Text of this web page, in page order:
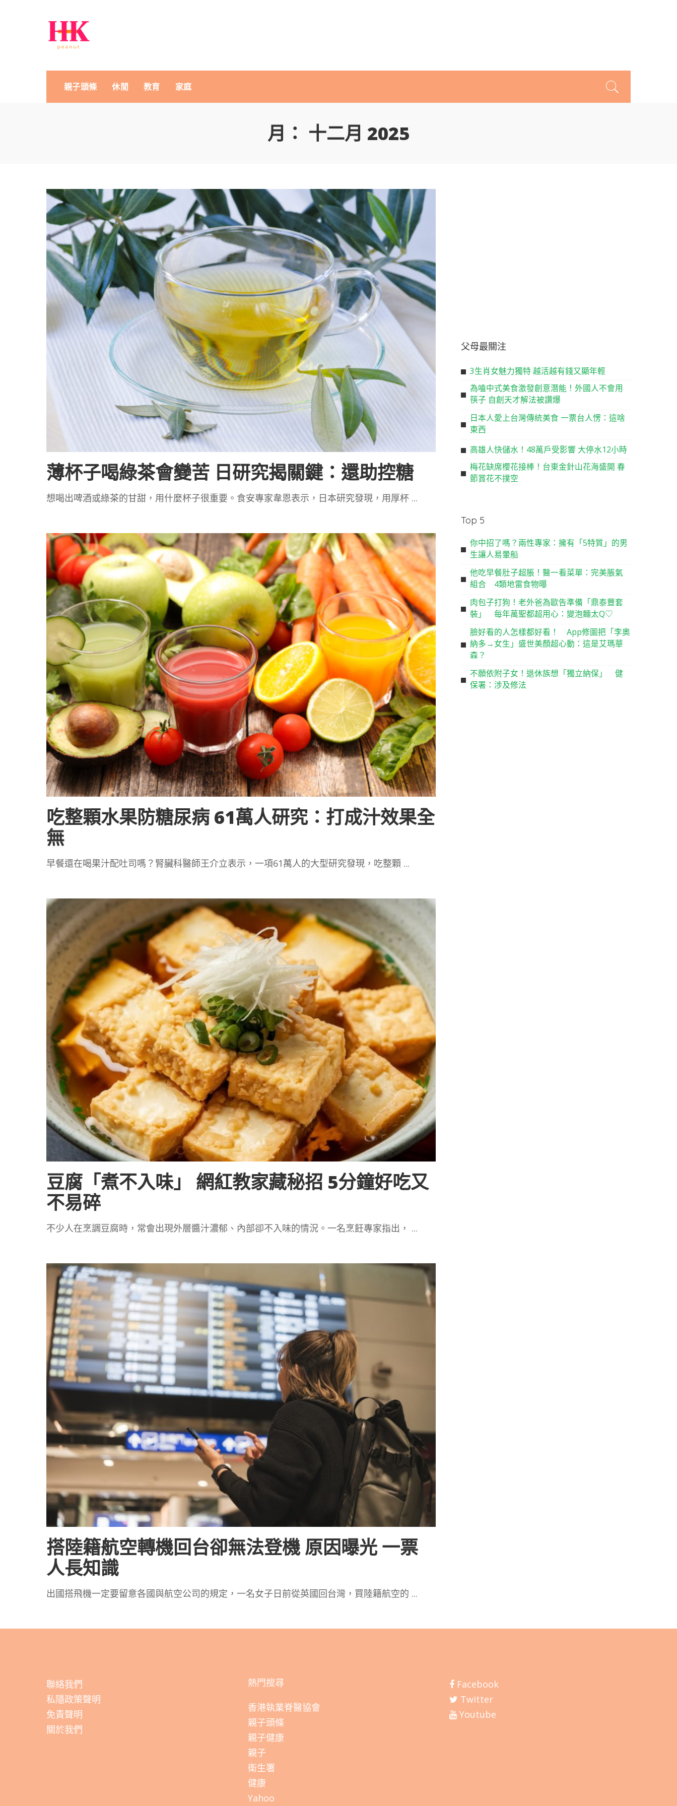
親子頭條 休閒 教育 家庭
月： 十二月 2025
薄杯子喝綠茶會變苦 日研究揭關鍵：還助控糖
想喝出啤酒或綠茶的甘甜，用什麼杯子很重要。食安專家韋恩表示，日本研究發現，用厚杯 ...
吃整顆水果防糖尿病 61萬人研究：打成汁效果全
無
早餐還在喝果汁配吐司嗎？腎臟科醫師王介立表示，一項61萬人的大型研究發現，吃整顆 ...
豆腐「煮不入味」 網紅教家藏秘招 5分鐘好吃又
不易碎
不少人在烹調豆腐時，常會出現外層醬汁濃郁、內部卻不入味的情況。一名烹飪專家指出， ...
搭陸籍航空轉機回台卻無法登機 原因曝光 一票
人長知識
出國搭飛機一定要留意各國與航空公司的規定，一名女子日前從英國回台灣，買陸籍航空的 ...
父母最關注
3生肖女魅力獨特 越活越有錢又顯年輕
為嗑中式美食激發創意潛能！外國人不會用
筷子 自創天才解法被讚爆
日本人愛上台灣傳統美食 一票台人愣：這啥
東西
高雄人快儲水！48萬戶受影響 大停水12小時
梅花缺席櫻花接棒！台東金針山花海盛開 春
節賞花不撲空
Top 5
你中招了嗎？兩性專家：擁有「5特質」的男
生讓人易暈船
他吃早餐肚子超脹！醫一看菜單：完美脹氣
組合 4類地雷食物曝
肉包子打狗！老外爸為歐告準備「鼎泰豐套
裝」 每年萬聖都超用心：變泡麵太Q♡
臉好看的人怎樣都好看！ App修圖把「李奧
納多→女生」盛世美顏超心動：這是艾瑪華
森？
不願依附子女！退休族想「獨立納保」 健
保署：涉及修法
聯絡我們
私隱政策聲明
免責聲明
關於我們
熱門搜尋
香港執業脊醫協會
親子頭條
親子健康
親子
衛生署
健康
Yahoo
Facebook
Twitter
Youtube